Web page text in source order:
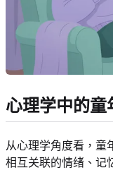
心理学中的童
从心理学角度看，童
相互关联的情绪、记